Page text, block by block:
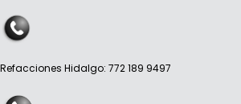
Refacciones Hidalgo: 772 189 9497